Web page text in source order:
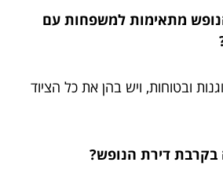
מתאימות למשפחות עם
ובטוחות, ויש בהן את כל הציוד
בקרבת דירת הנופש?